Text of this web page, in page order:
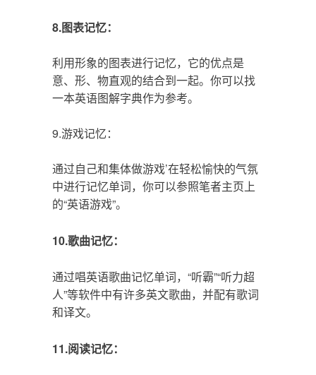
8.图表记忆：
利用形象的图表进行记忆，它的优点是
意、形、物直观的结合到一起。你可以找
一本英语图解字典作为参考。
9.游戏记忆：
通过自己和集体做游戏’在轻松愉快的气氛
中进行记忆单词，你可以参照笔者主页上
的“英语游戏”。
10.歌曲记忆：
通过唱英语歌曲记忆单词，“听霸”“听力超
人”等软件中有许多英文歌曲，并配有歌词
和译文。
11.阅读记忆：